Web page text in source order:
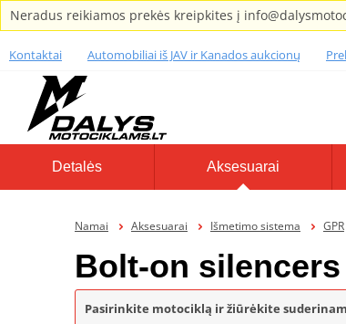
Neradus reikiamos prekės kreipkites į
Kontaktai Automobiliai iš JAV ir Kanados aukcionų
Detalės Aksesuarai
Namai Aksesuarai Išmetimo sistema GPR
Bolt-on silencers
Pasirinkite motociklą ir žiūrėkite